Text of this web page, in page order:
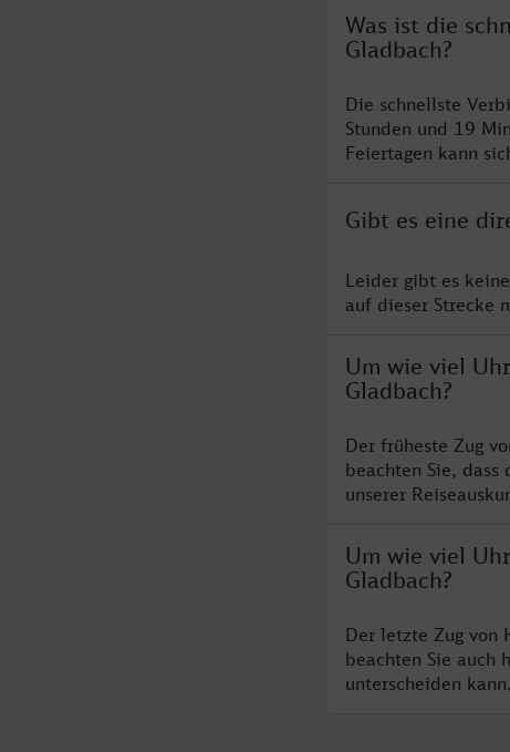
Was ist die
Gladbach?
Die schnellste
Stunden und 19
Feiertagen kann
Gibt es eine
Leider gibt es
auf dieser Strecke
Um wie viel
Gladbach?
Der früheste Zug
beachten Sie, dass
unserer
Um wie viel
Gladbach?
Der letzte Zug von
beachten Sie auch
unterscheiden kann.